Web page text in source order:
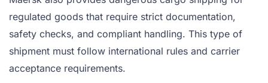
regulated goods that require strict documentation,
safety checks, and compliant handling. This type of
shipment must follow international rules and carrier
acceptance requirements.